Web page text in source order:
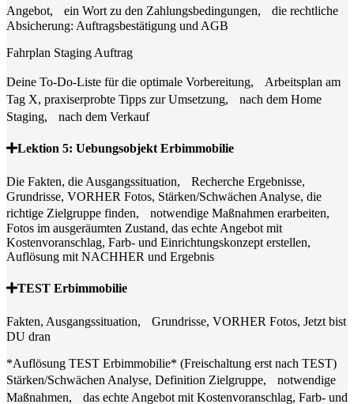
Angebot, ein Wort zu den Zahlungsbedingungen, die rechtliche
Absicherung: Auftragsbestätigung und AGB
Fahrplan Staging Auftrag
Deine To-Do-Liste für die optimale Vorbereitung, Arbeitsplan am
Tag X, praxiserprobte Tipps zur Umsetzung, nach dem Home
Staging, nach dem Verkauf
Lektion 5: Uebungsobjekt Erbimmobilie
Die Fakten, die Ausgangssituation, Recherche Ergebnisse,
Grundrisse, VORHER Fotos, Stärken/Schwächen Analyse, die
richtige Zielgruppe finden, notwendige Maßnahmen erarbeiten,
Fotos im ausgeräumten Zustand, das echte Angebot mit
Kostenvoranschlag, Farb- und Einrichtungskonzept erstellen,
Auflösung mit NACHHER und Ergebnis
TEST Erbimmobilie
Fakten, Ausgangssituation, Grundrisse, VORHER Fotos, Jetzt bist
DU dran
*Auflösung TEST Erbimmobilie* (Freischaltung erst nach TEST)
Stärken/Schwächen Analyse, Definition Zielgruppe, notwendige
Maßnahmen, das echte Angebot mit Kostenvoranschlag, Farb- und